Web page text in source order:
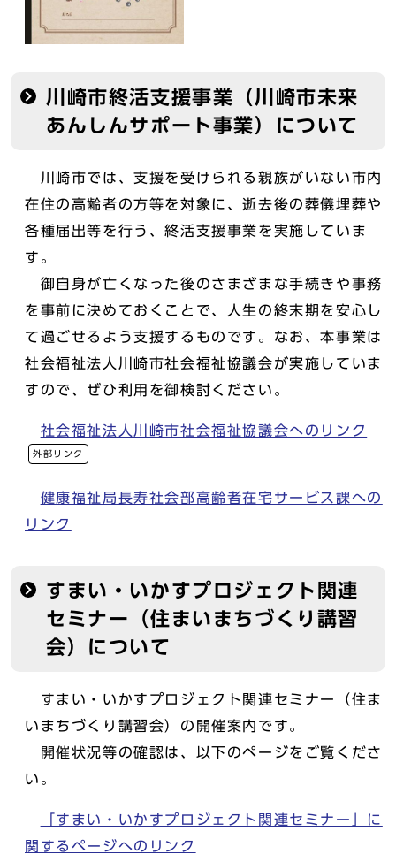
川崎市終活支援事業（川崎市未来
あんしんサポート事業）について
川崎市では、支援を受けられる親族がいない市内
在住の高齢者の方等を対象に、逝去後の葬儀埋葬や
各種届出等を行う、終活支援事業を実施していま
す。
御自身が亡くなった後のさまざまな手続きや事務
を事前に決めておくことで、人生の終末期を安心し
て過ごせるよう支援するものです。なお、本事業は
社会福祉法人川崎市社会福祉協議会が実施していま
すので、ぜひ利用を御検討ください。
社会福祉法人川崎市社会福祉協議会へのリンク
外部リンク
健康福祉局長寿社会部高齢者在宅サービス課への
リンク
すまい・いかすプロジェクト関連
セミナー（住まいまちづくり講習
会）について
すまい・いかすプロジェクト関連セミナー（住ま
いまちづくり講習会）の開催案内です。
開催状況等の確認は、以下のページをご覧くださ
い。
「すまい・いかすプロジェクト関連セミナー」に
関するページへのリンク